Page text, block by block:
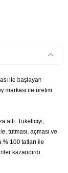
ile başlayan
markası ile üretim
attı. Tüketiciyi,
tutması, açması ve
% 100 tatları ile
kazandırdı.